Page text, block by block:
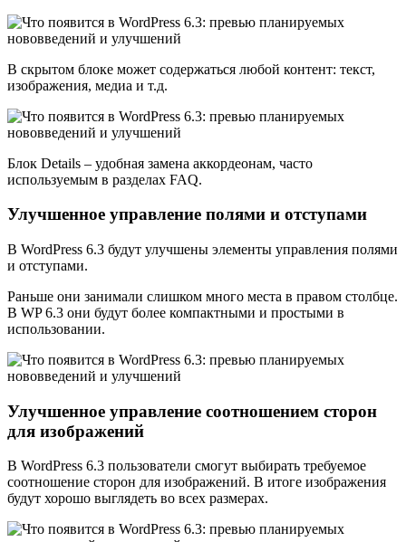
В скрытом блоке может содержаться любой контент: текст,
изображения, медиа и т.д.
Блок Details – удобная замена аккордеонам, часто
используемым в разделах FAQ.
Улучшенное управление полями и отступами
В WordPress 6.3 будут улучшены элементы управления полями
и отступами.
Раньше они занимали слишком много места в правом столбце.
В WP 6.3 они будут более компактными и простыми в
использовании.
Улучшенное управление соотношением сторон
для изображений
В WordPress 6.3 пользователи смогут выбирать требуемое
соотношение сторон для изображений. В итоге изображения
будут хорошо выглядеть во всех размерах.